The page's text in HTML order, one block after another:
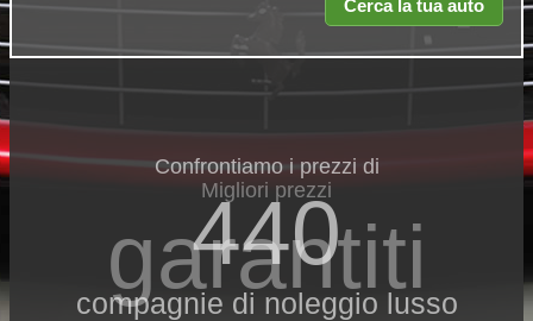
Confrontiamo i prezzi di
440
compagnie di noleggio lusso
Migliori prezzi
garantiti